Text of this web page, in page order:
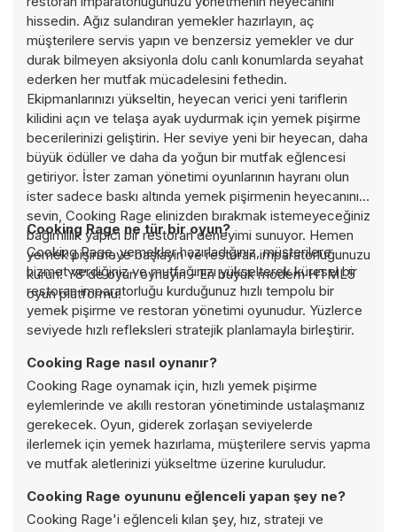
hissedin. Ağız sulandıran yemekler hazırlayın, aç
müşterilere servis yapın ve benzersiz yemekler ve dur
durak bilmeyen aksiyonla dolu canlı konumlarda seyahat
ederken her mutfak mücadelesini fethedin.
Ekipmanlarınızı yükseltin, heyecan verici yeni tariflerin
kilidini açın ve telaşa ayak uydurmak için yemek pişirme
becerilerinizi geliştirin. Her seviye yeni bir heyecan, daha
büyük ödüller ve daha da yoğun bir mutfak eğlencesi
getiriyor. İster zaman yönetimi oyunlarının hayranı olun
ister sadece baskı altında yemek pişirmenin heyecanını
sevin, Cooking Rage elinizden bırakmak istemeyeceğiniz
bağımlılık yapıcı bir restoran deneyimi sunuyor. Hemen
yemek pişirmeye başlayın ve restoran imparatorluğunuzu
kurun! Y8'de oyun oynayın - En büyük modern HTML5
oyun platformu!
Cooking Rage ne tür bir oyun?
Cooking Rage, yemekler hazırladığınız, müşterilere
hizmet verdiğiniz ve mutfağınızı yükselterek küresel bir
restoran imparatorluğu kurduğunuz hızlı tempolu bir
yemek pişirme ve restoran yönetimi oyunudur. Yüzlerce
seviyede hızlı refleksleri stratejik planlamayla birleştirir.
Cooking Rage nasıl oynanır?
Cooking Rage oynamak için, hızlı yemek pişirme
eylemlerinde ve akıllı restoran yönetiminde ustalaşmanız
gerekecek. Oyun, giderek zorlaşan seviyelerde
ilerlemek için yemek hazırlama, müşterilere servis yapma
ve mutfak aletlerinizi yükseltme üzerine kuruludur.
Cooking Rage oyununu eğlenceli yapan şey ne?
Cooking Rage'i eğlenceli kılan şey, hız, strateji ve